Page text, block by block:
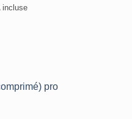
incluse
pro